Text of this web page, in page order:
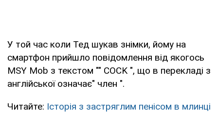
У той час коли Тед шукав знімки, йому на
смартфон прийшло повідомлення від якогось
MSY Mob з текстом "" СOCK ", що в перекладі з
англійської означає" член ".
Читайте: Історія з застряглим пенісом в млинці